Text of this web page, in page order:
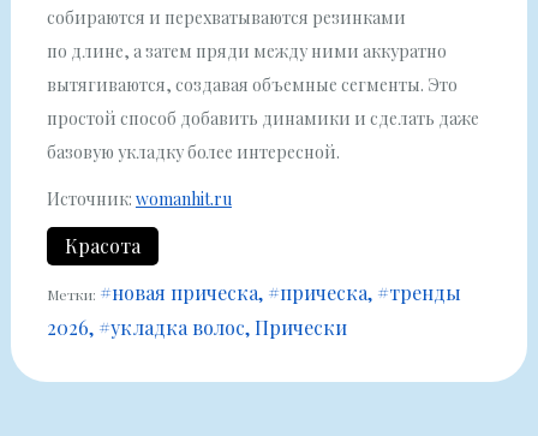
собираются и перехватываются резинками
по длине, а затем пряди между ними аккуратно
вытягиваются, создавая объемные сегменты. Это
простой способ добавить динамики и сделать даже
базовую укладку более интересной.
Источник: womanhit.ru
Красота
Метки: #новая прическа #прическа #тренды
2026 #укладка волос Прически